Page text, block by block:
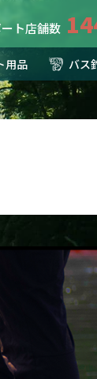
ト店舗数
用品 バス